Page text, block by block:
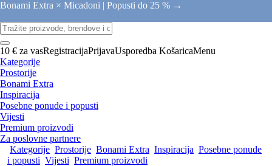
Bonami Extra × Micadoni | Popusti do 25 % →
10 € za vasRegistracijaPrijavaUsporedba KošaricaMenu
Kategorije
Prostorije
Bonami Extra
Inspiracija
Posebne ponude i popusti
Vijesti
Premium proizvodi
Za poslovne partnere
Kategorije Prostorije Bonami Extra Inspiracija Posebne ponude
i popusti Vijesti Premium proizvodi